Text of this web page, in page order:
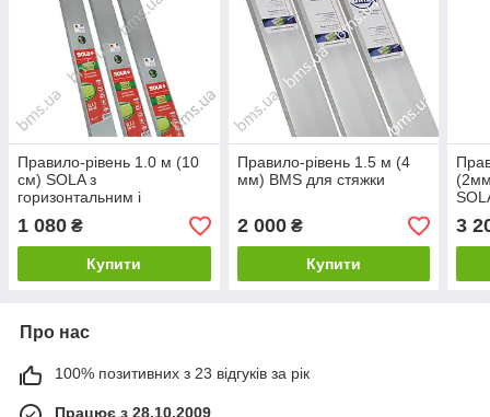
Правило-рівень 1.0 м (10
см) SOLA з
горизонтальним і
вертикальним вічком, для
штукатурних робті
1 080 ₴
Купити
Правило-рівень 1.5 м (4
мм) BMS для стяжки
2 000₴
Купити
3
Про нас
100% позитивних з 23 відгуків за рік
Працює з 28.10.2009